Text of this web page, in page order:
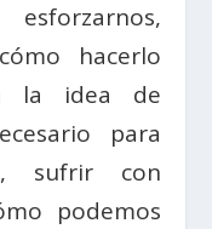
hacerlo
la idea de
para
sufrir con
podemos